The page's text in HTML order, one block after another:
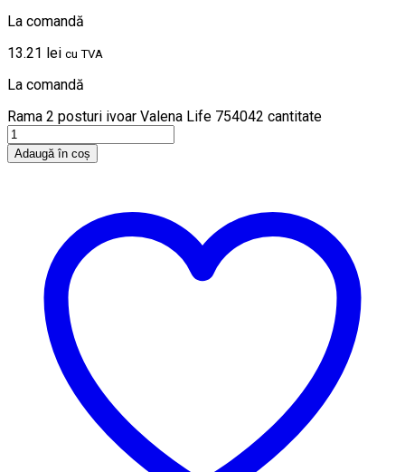
La comandă
13.21 lei cu TVA
La comandă
Rama 2 posturi ivoar Valena Life 754042 cantitate
Adaugă în coș